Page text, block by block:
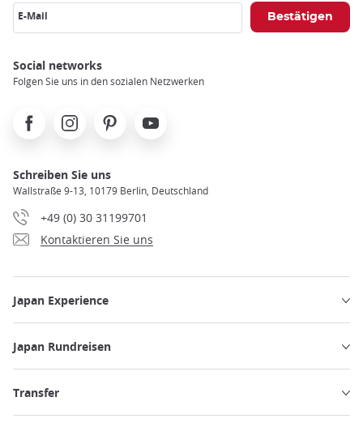
E-Mail
Social networks
Folgen Sie uns in den sozialen Netzwerken
FacebookInstagramPinterest Youtube
Schreiben Sie uns
Wallstraße 9-13, 10179 Berlin, Deutschland
+49 (0) 30 31199701
Kontaktieren Sie uns
Japan Experience
Japan Rundreisen
Transfer